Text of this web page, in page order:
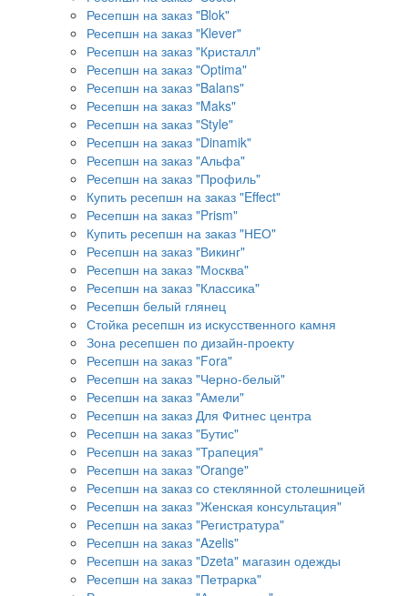
Ресепшн на заказ "Blok"
Ресепшн на заказ "Klever"
Ресепшн на заказ "Кристалл"
Ресепшн на заказ "Optima"
Ресепшн на заказ "Balans"
Ресепшн на заказ "Maks"
Ресепшн на заказ "Style"
Ресепшн на заказ "Dinamik"
Ресепшн на заказ "Альфа"
Ресепшн на заказ "Профиль"
Купить ресепшн на заказ "Effect"
Ресепшн на заказ "Prism"
Купить ресепшн на заказ "НЕО"
Ресепшн на заказ "Викинг"
Ресепшн на заказ "Москва"
Ресепшн на заказ "Классика"
Ресепшн белый глянец
Стойка ресепшн из искусственного камня
Зона ресепшен по дизайн-проекту
Ресепшн на заказ "Fora"
Ресепшн на заказ "Черно-белый"
Ресепшн на заказ "Амели"
Ресепшн на заказ Для Фитнес центра
Ресепшн на заказ "Бутис"
Ресепшн на заказ "Трапеция"
Ресепшн на заказ "Orange"
Ресепшн на заказ со стеклянной столешницей
Ресепшн на заказ "Женская консультация"
Ресепшн на заказ "Регистратура"
Ресепшн на заказ "Azelis"
Ресепшн на заказ "Dzeta" магазин одежды
Ресепшн на заказ "Петрарка"